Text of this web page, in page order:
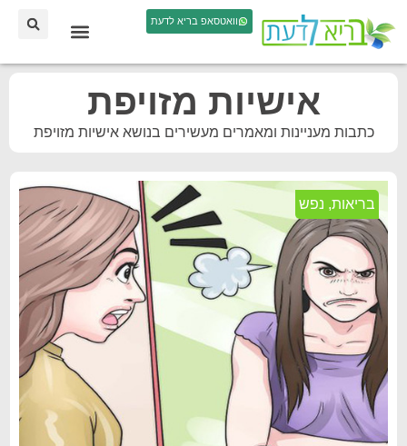
וואטסאפ בריא לדעת
אישיות מזויפת
כתבות מעניינות ומאמרים מעשירים בנושא אישיות מזויפת
בריאות, נפש